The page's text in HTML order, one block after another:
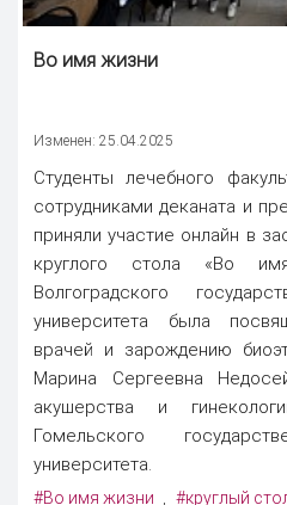
Во имя жизни
Изменен: 25.04.2025
Студенты лечебного
сотрудниками деканата и
приняли участие онлайн в
круглого стола «Во
Волгоградского
университета была
врачей и зарождению
Марина Сергеевна
акушерства и
Гомельского
университета.
#Во имя жизни , #круглый